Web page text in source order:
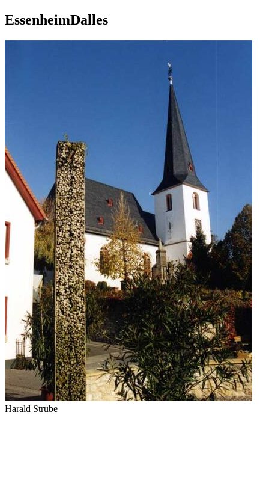
EssenheimDalles
Harald Strube